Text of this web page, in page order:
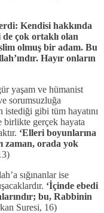
Kendisi hakkında
çok ortaklı olan
olmuş bir adam. Bu
Hayır onların
yaşam ve hümanist
sorumsuzluğa
istediği gibi tüm hayatını
birlikte gerçek hayata
‘Elleri boyunlarına
zaman, orada yok
sığınanlar ise
‘İçinde ebedi
bu, Rabbinin
Suresi, 16)